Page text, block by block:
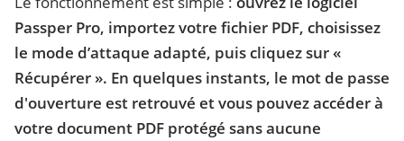
Passper Pro, importez votre fichier PDF, choisissez
le mode d’attaque adapté, puis cliquez sur «
Récupérer ». En quelques instants, le mot de passe
d'ouverture est retrouvé et vous pouvez accéder à
votre document PDF protégé sans aucune